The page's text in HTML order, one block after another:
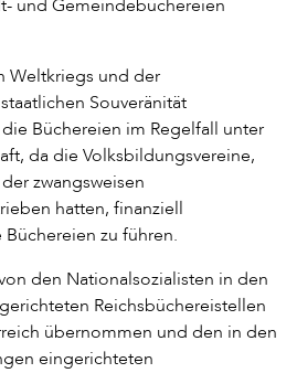
und Gemeindebüchereien
Weltkriegs und der
Souveränität
Büchereien im Regelfall unter
da die Volksbildungsvereine,
zwangsweisen
hatten, finanziell
zu führen.
den Nationalsozialisten in den
Reichsbüchereistellen
übernommen und den in den
eingerichteten